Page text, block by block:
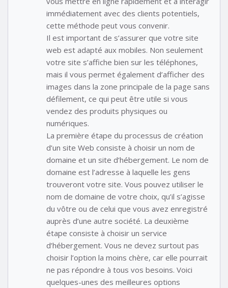
immédiatement avec des clients potentiels,
cette méthode peut vous convenir.
Il est important de s’assurer que votre site
web est adapté aux mobiles. Non seulement
votre site s’affiche bien sur les téléphones,
mais il vous permet également d’afficher des
images dans la zone principale de la page sans
défilement, ce qui peut être utile si vous
vendez des produits physiques ou
numériques.
La première étape du processus de création
d’un site Web consiste à choisir un nom de
domaine et un site d’hébergement. Le nom de
domaine est l’adresse à laquelle les gens
trouveront votre site. Vous pouvez utiliser le
nom de domaine de votre choix, qu’il s’agisse
du vôtre ou de celui que vous avez enregistré
auprès d’une autre société. La deuxième
étape consiste à choisir un service
d’hébergement. Vous ne devez surtout pas
choisir l’option la moins chère, car elle pourrait
ne pas répondre à tous vos besoins. Voici
quelques-unes des meilleures options